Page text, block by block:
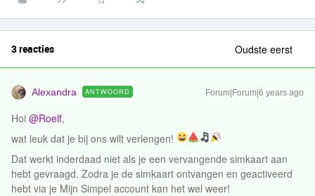
3 reacties Oudste eerst
Alexandra ANTWOORD Forum|Forum|6 years ago
Hoi @Roelf,
wat leuk dat je bij ons wilt verlengen!
Dat werkt inderdaad niet als je een vervangende simkaart aan
hebt gevraagd. Zodra je de simkaart ontvangen en geactiveerd
hebt via je Mijn Simpel account kan het wel weer!